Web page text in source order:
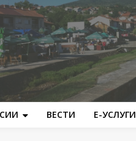
ВЕСТИ Е-УСЛУГИ